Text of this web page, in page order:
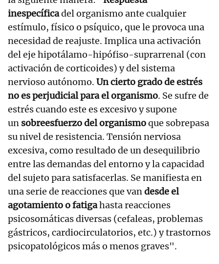
inespecíficadel organismo ante cualquier
estímulo, físico o psíquico, que le provoca una
necesidad de reajuste. Implica una activación
del eje hipotálamo-hipófiso-suprarrenal (con
activación de corticoides) y del sistema
nervioso autónomo. Un cierto grado de estrés
no es perjudicial para el organismo. Se sufre de
estrés cuando este es excesivo y supone
un sobreesfuerzo del organismoque sobrepasa
su nivel de resistencia. Tensión nerviosa
excesiva, como resultado de un desequilibrio
entre las demandas del entorno y la capacidad
del sujeto para satisfacerlas. Se manifiesta en
una serie de reacciones que vandesde el
agotamiento o fatigahasta reacciones
psicosomáticas diversas (cefaleas, problemas
gástricos, cardiocirculatorios, etc.) y trastornos
psicopatológicos más o menos graves".